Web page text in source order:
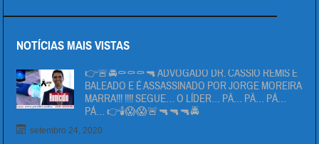
NOTÍCIAS MAIS VISTAS
👉🚨🚔⚰⚰⚰🔫 ADVOGADO DR. CÁSSIO REMIS É
BALEADO E É ASSASSINADO POR JORGE MOREIRA
MARRA!!! !!!! SEGUE… O LÍDER… PÄ… PÄ… PÁ…
PÁ… 👉🕯😱😱🚨🔫🔫🔫🚔
setembro 24, 2020